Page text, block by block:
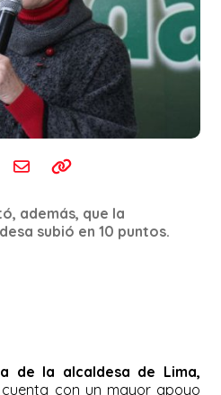
además, que la
subió en 10 puntos.
de la alcaldesa de Lima,
con un mayor apoyo